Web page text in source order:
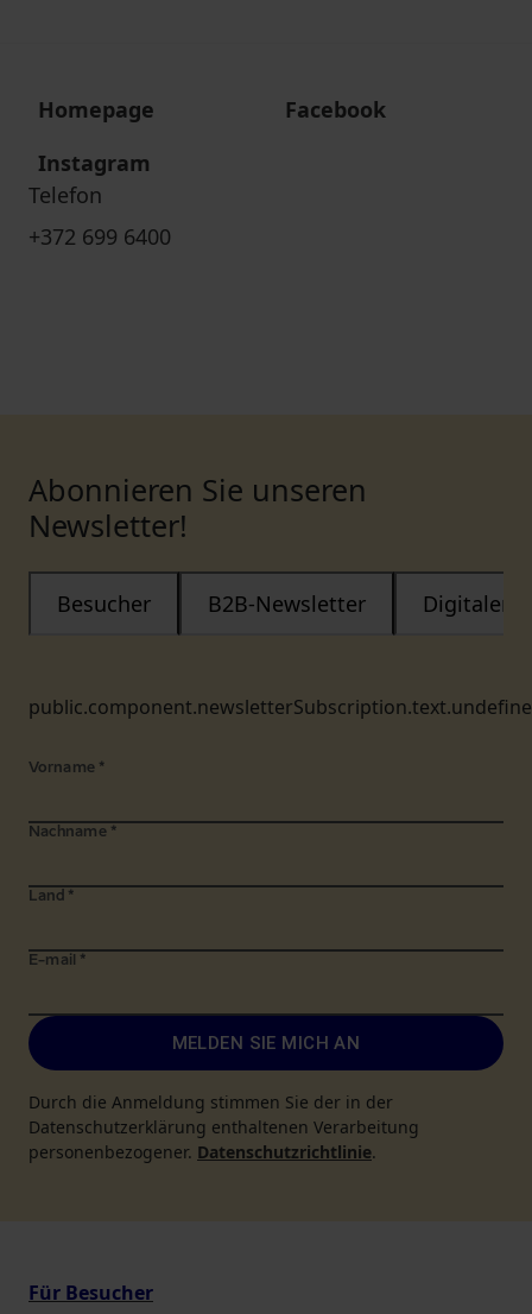
Homepage
Facebook
Instagram
Telefon
+372 699 6400
Abonnieren Sie unseren
Newsletter!
Besucher B2B-Newsletter Digitaler
Vorname *
Nachname *
Land *
E-mail *
MELDEN SIE MICH AN
Durch die Anmeldung stimmen Sie der in der
Datenschutzerklärung enthaltenen Verarbeitung
personenbezogener. Datenschutzrichtlinie.
Für Besucher